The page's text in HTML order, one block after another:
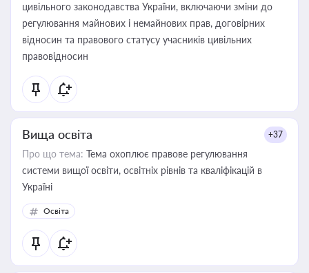
цивільного законодавства України, включаючи зміни до
регулювання майнових і немайнових прав, договірних
відносин та правового статусу учасників цивільних
правовідносин
Вища освіта +37
Про що тема: Тема охоплює правове регулювання
системи вищої освіти, освітніх рівнів та кваліфікацій в
Україні
Освіта